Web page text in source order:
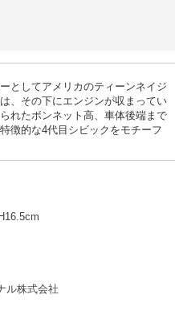
としてアメリカのティーンネイジ
、その下にエンジンが収まってい
れたボンネット高、車体後端まで
徴的な4代目シビックをモチーフ
ル株式会社